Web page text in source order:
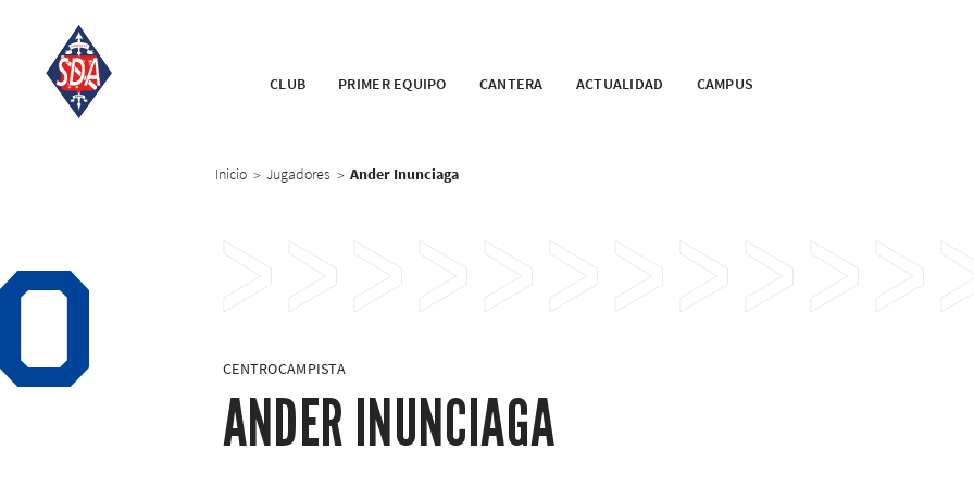
CLUB PRIMER EQUIPO CANTERA ACTUALIDAD CAMPUS
Inicio > Jugadores > Ander Inunciaga
CENTROCAMPISTA
ANDER INUNCIAGA